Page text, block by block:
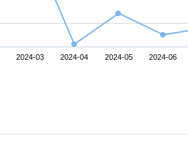
2024-03 2024-04 2024-05 2024-06